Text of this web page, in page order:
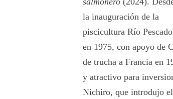
la inauguración de la
piscicultura Río Pescado
en 1975, con apoyo de
de trucha a Francia en
y atractivo para
Nichiro, que introdujo